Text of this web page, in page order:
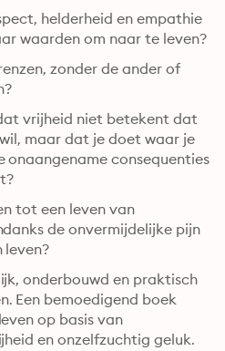
helderheid en empathie
waarden om naar te leven?
zonder de ander of
vrijheid niet betekent dat
maar dat je doet waar je
onaangename consequenties
tot een leven van
de onvermijdelijke pijn
leven?
onderbouwd en praktisch
Een bemoedigend boek
op basis van
en onzelfzuchtig geluk.